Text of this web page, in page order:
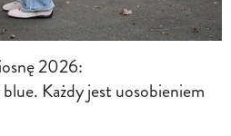
2026:
Każdy jest uosobieniem